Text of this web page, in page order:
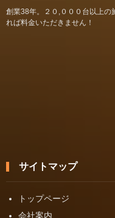
創業38年。２０,０００台以上の
れば料金いただきません！
サイトマップ
トップページ
会社案内